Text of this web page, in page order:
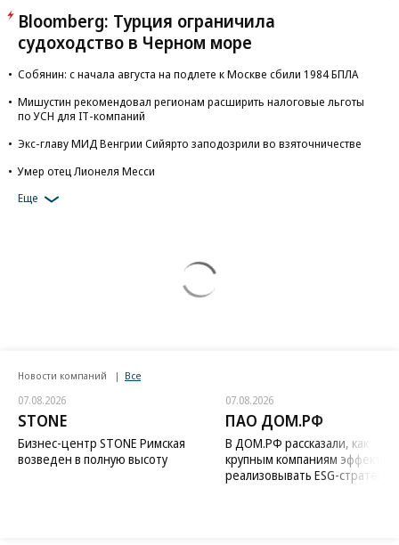
Bloomberg: Турция ограничила
судоходство в Черном море
Собянин: с начала августа на подлете к Москве сбили 1984 БПЛА
Мишустин рекомендовал регионам расширить налоговые льготы
по УСН для IT-компаний
Экс-главу МИД Венгрии Сийярто заподозрили во взяточничестве
Умер отец Лионеля Месси
Еще
Новости компаний Все
07.08.2026
STONE
Бизнес-центр STONE Римская
возведен в полную высоту
07.08.2026
ПАО ДОМ.РФ
В ДОМ.РФ рассказали, как
крупным компаниям
реализовывать ESG-стратегию